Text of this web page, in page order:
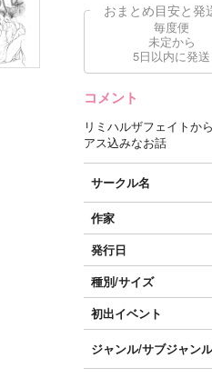
おまとめ目安と発
毎度便
未定から
5日以内に発送
コメント
リミハルザフェイトか
アス込みなお話
サークル名
作家
発行日
種別/サイズ
初出イベント
ジャンル/サブジャンル